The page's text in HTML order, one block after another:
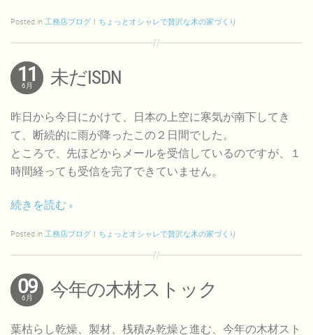
Posted in 工務店ブログ！ちょっとオシャレで贅沢な木の家づくり
11
6月 未だISDN
昨日から今日にかけて、日本の上空に寒気が南下してき
て、断続的に雨が降ったこの２日間でした。
ところで、先ほどからメールを受信しているのですが、１
時間経っても受信を完了できていません。
続きを読む
Posted in 工務店ブログ！ちょっとオシャレで贅沢な木の家づくり
09
6月 今年の木材ストック
葉枯らし乾燥、製材、桟積み乾燥と進む、今年の木材スト